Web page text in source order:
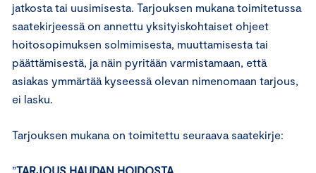
jatkosta tai uusimisesta. Tarjouksen mukana toimitetussa
saatekirjeessä on annettu yksityiskohtaiset ohjeet
hoitosopimuksen solmimisesta, muuttamisesta tai
päättämisestä, ja näin pyritään varmistamaan, että
asiakas ymmärtää kyseessä olevan nimenomaan tarjous,
ei lasku.
Tarjouksen mukana on toimitettu seuraava saatekirje: